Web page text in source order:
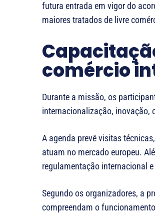
futura entrada em vigor do
maiores tratados de livre
comércio
Durante a missão, os
internacionalização, inovação,
A agenda prevê visitas
atuam no mercado europeu.
regulamentação internacional
Segundo os organizadores, a
compreendam o